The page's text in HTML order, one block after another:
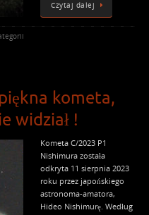
Czytaj dalej
kometa,
widział !
Kometa C/2023 P1
Nishimura została
odkryta 11 sierpnia 2023
roku przez japońskiego
astronoma-amatora,
Hideo Nishimurę. Według